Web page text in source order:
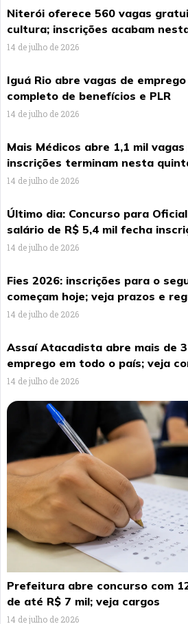
Niterói oferece 560 vagas
cultura; inscrições acabam
14 de julho de 2026
Iguá Rio abre vagas de
completo de benefícios e PLR
14 de julho de 2026
Mais Médicos abre 1,1 mil
inscrições terminam nesta
14 de julho de 2026
Último dia: Concurso para
salário de R$ 5,4 mil fecha
14 de julho de 2026
Fies 2026: inscrições para o
começam hoje; veja prazos e
14 de julho de 2026
Assaí Atacadista abre mais de
emprego em todo o país; veja
14 de julho de 2026
Prefeitura abre concurso com
de até R$ 7 mil; veja cargos
14 de julho de 2026